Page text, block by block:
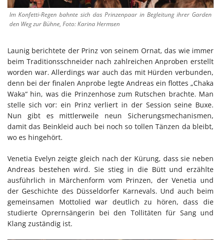
Im Konfetti-Regen bahnte sich das Prinzenpaar in Begleitung ihrer Garden
den Weg zur Bühne, Foto: Karina Hermsen
Launig berichtete der Prinz von seinem Ornat, das wie immer
beim Traditionsschneider nach zahlreichen Anproben erstellt
worden war. Allerdings war auch das mit Hürden verbunden,
denn bei der finalen Anprobe legte Andreas ein flottes „Chaka
Waka“ hin, was die Prinzenhose zum Rutschen brachte. Man
stelle sich vor: ein Prinz verliert in der Session seine Buxe.
Nun gibt es mittlerweile neun Sicherungsmechanismen,
damit das Beinkleid auch bei noch so tollen Tänzen da bleibt,
wo es hingehört.
Venetia Evelyn zeigte gleich nach der Kürung, dass sie neben
Andreas bestehen wird. Sie stieg in die Bütt und erzählte
ausführlich in Märchenform vom Prinzen, der Venetia und
der Geschichte des Düsseldorfer Karnevals. Und auch beim
gemeinsamen Mottolied war deutlich zu hören, dass die
studierte Oprernsängerin bei den Tollitäten für Sang und
Klang zuständig ist.